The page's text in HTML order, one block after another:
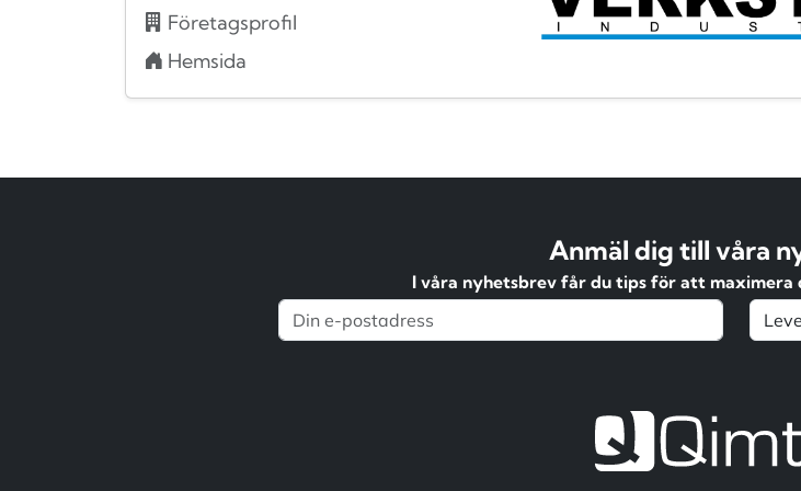
Företagsprofil
Hemsida
Anmäl dig till våra
I våra nyhetsbrev får du tips för att maximera